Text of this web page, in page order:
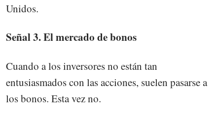
Unidos.
Señal 3. El mercado de bonos
Cuando a los inversores no están tan
entusiasmados con las acciones, suelen pasarse a
los bonos. Esta vez no.